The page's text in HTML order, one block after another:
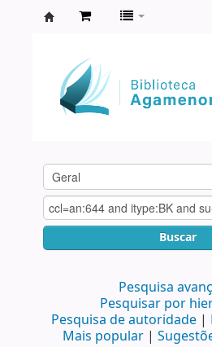
Agamenon
Magalhães
Buscar
Pesquisa
Pesquisar por
Pesquisa de autoridade
Mais popular